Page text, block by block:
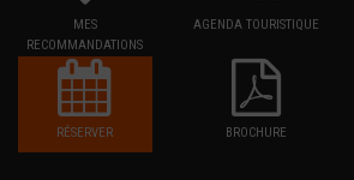
MES
RECOMMANDATIONS
AGENDA TOURISTIQUE
RÉSERVER BROCHURE